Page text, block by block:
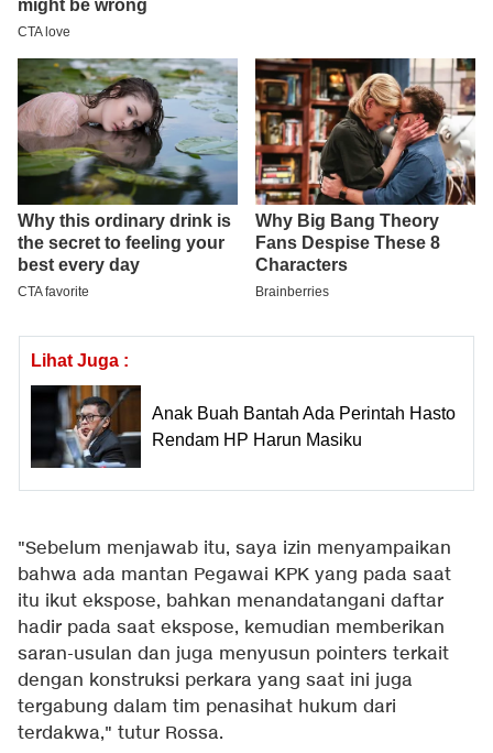
Lihat Juga :
Anak Buah Bantah Ada Perintah Hasto
Rendam HP Harun Masiku
"Sebelum menjawab itu, saya izin menyampaikan
bahwa ada mantan Pegawai KPK yang pada saat
itu ikut ekspose, bahkan menandatangani daftar
hadir pada saat ekspose, kemudian memberikan
saran-usulan dan juga menyusun pointers terkait
dengan konstruksi perkara yang saat ini juga
tergabung dalam tim penasihat hukum dari
terdakwa," tutur Rossa.